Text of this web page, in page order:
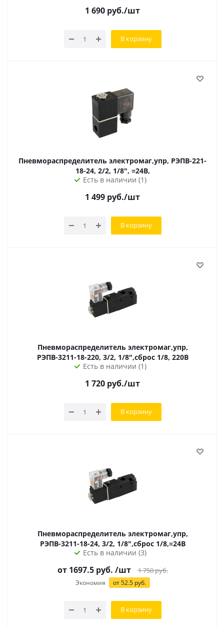
1 690 руб./шт
В корзину
Пневмораспределитель электромаг,упр, РЭПВ-221-
18-24, 2/2, 1/8", =24В,
Есть в наличии (1)
1 499 руб./шт
В корзину
Пневмораспределитель электромаг,упр,
РЭПВ-3211-18-220, 3/2, 1/8",сброс 1/8, 220В
Есть в наличии (1)
1 720 руб./шт
В корзину
Пневмораспределитель электромаг,упр,
РЭПВ-3211-18-24, 3/2, 1/8",сброс 1/8,=24В
Есть в наличии (3)
от 1697.5 руб. /шт 1 750руб.
Экономия от 52.5 руб.
В корзину